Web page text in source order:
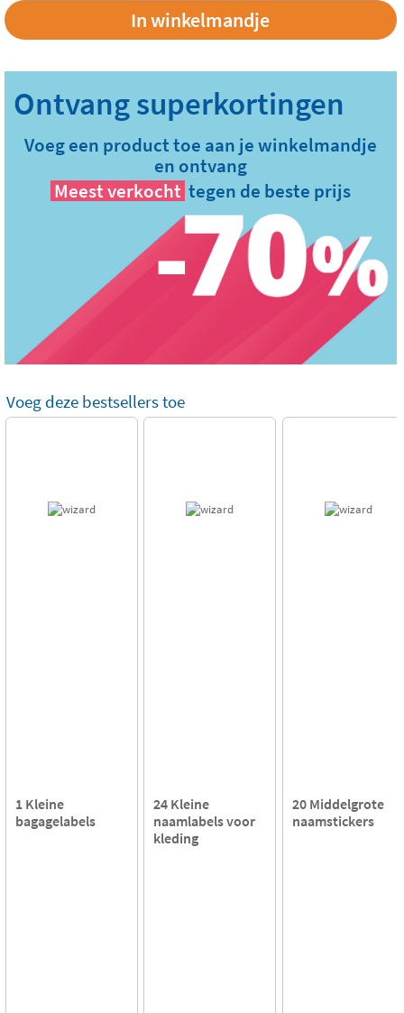
Voeg een product toe aan je winkelmandje
en ontvang
Meest verkocht tegen de beste prijs
Voeg deze bestsellers toe
1 Kleine
bagagelabels
24 Kleine
naamlabels voor
kleding
20 Middelgrote
naamstickers